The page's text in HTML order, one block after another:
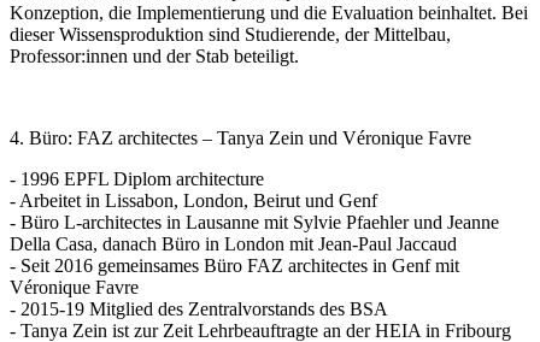
Konzeption, die Implementierung und die Evaluation beinhaltet. Bei
dieser Wissensproduktion sind Studierende, der Mittelbau,
Professor:innen und der Stab beteiligt.
4. Büro: FAZ architectes – Tanya Zein und Véronique Favre
- 1996 EPFL Diplom architecture
- Arbeitet in Lissabon, London, Beirut und Genf
- Büro L-architectes in Lausanne mit Sylvie Pfaehler und Jeanne
Della Casa, danach Büro in London mit Jean-Paul Jaccaud
- Seit 2016 gemeinsames Büro FAZ architectes in Genf mit
Véronique Favre
- 2015-19 Mitglied des Zentralvorstands des BSA
- Tanya Zein ist zur Zeit Lehrbeauftragte an der HEIA in Fribourg